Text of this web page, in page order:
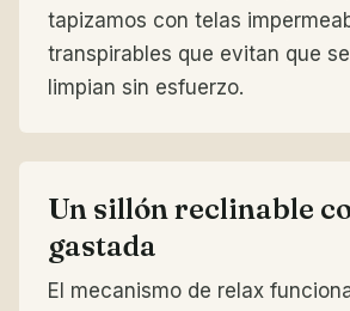
tapizamos con telas
transpirables que evitan que
limpian sin esfuerzo.
Un sillón reclinable
gastada
El mecanismo de relax